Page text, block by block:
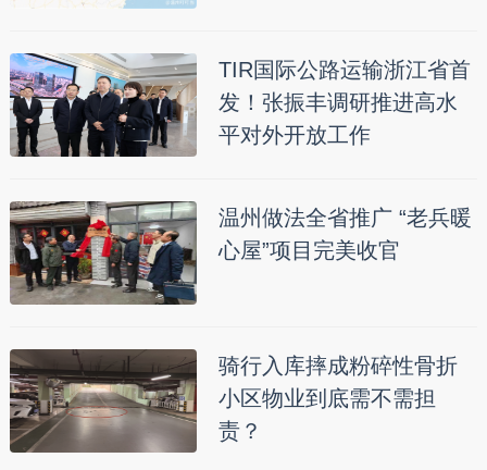
TIR国际公路运输浙江省首
发！张振丰调研推进高水
平对外开放工作
温州做法全省推广 “老兵暖
心屋”项目完美收官
骑行入库摔成粉碎性骨折
小区物业到底需不需担
责？